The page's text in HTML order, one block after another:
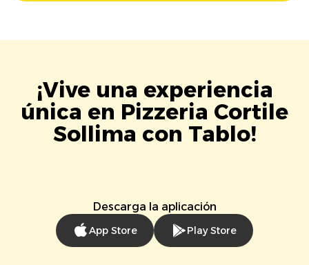
¡Vive una experiencia
única en Pizzeria Cortile
Sollima con Tablo!
Descarga la aplicación
App Store Play Store